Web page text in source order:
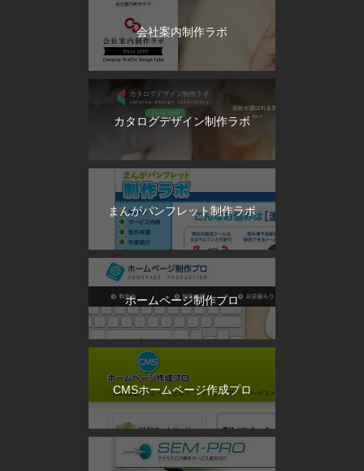
会社案内制作ラボ
カタログデザイン制作ラボ
まんがパンフレット制作ラボ
ホームページ制作プロ
CMSホームページ作成プロ